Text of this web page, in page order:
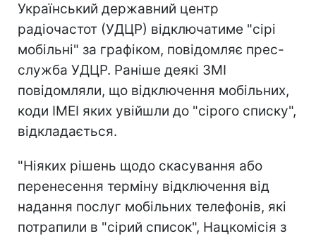
Український державний центр
радіочастот (УДЦР) відключатиме "сірі
мобільні" за графіком, повідомляє прес-
служба УДЦР. Раніше деякі ЗМІ
повідомляли, що відключення мобільних,
коди ІМЕІ яких увійшли до "сірого списку",
відкладається.
"Ніяких рішень щодо скасування або
перенесення терміну відключення від
надання послуг мобільних телефонів, які
потрапили в "сірий список", Нацкомісія з